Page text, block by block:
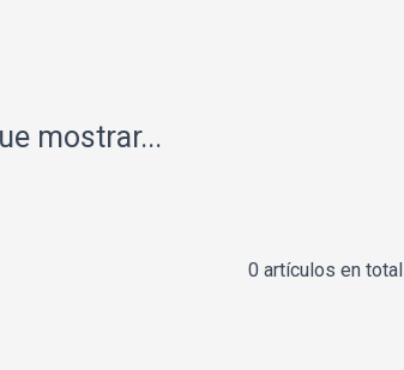
mostrar...
0 artículos en total